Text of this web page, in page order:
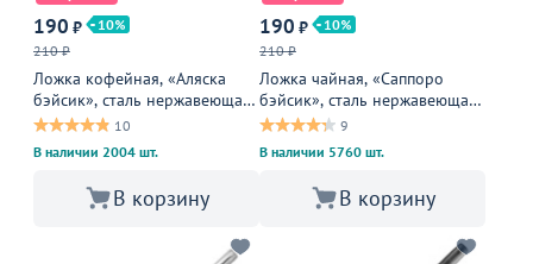
190 ₽
10
210 ₽
Ложка кофейная, «Аляска
бэйсик», сталь нержавеющая,
3 мм, металлическая
10
В наличии 2004 шт.
В корзину
190 ₽
10
210 ₽
Ложка чайная, «Саппоро
бэйсик», сталь нержавеющая,
3 см, металлическая
9
В наличии 5760 шт.
В корзину